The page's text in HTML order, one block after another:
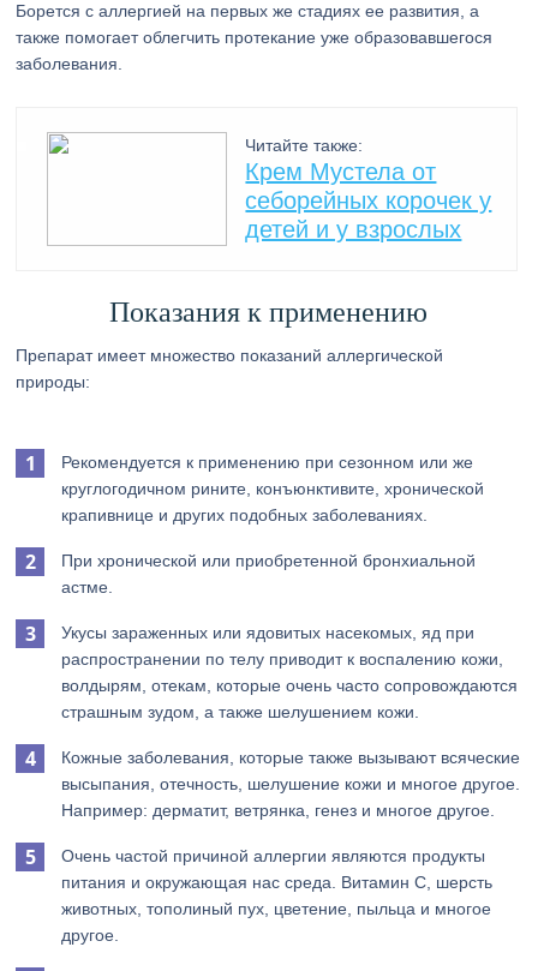
Борется с аллергией на первых же стадиях ее развития, а
также помогает облегчить протекание уже образовавшегося
заболевания.
Читайте также:
Крем Мустела от
себорейных корочек у
детей и у взрослых
Показания к применению
Препарат имеет множество показаний аллергической
природы:
Рекомендуется к применению при сезонном или же
круглогодичном рините, конъюнктивите, хронической
крапивнице и других подобных заболеваниях.
При хронической или приобретенной бронхиальной
астме.
Укусы зараженных или ядовитых насекомых, яд при
распространении по телу приводит к воспалению кожи,
волдырям, отекам, которые очень часто сопровождаются
страшным зудом, а также шелушением кожи.
Кожные заболевания, которые также вызывают всяческие
высыпания, отечность, шелушение кожи и многое другое.
Например: дерматит, ветрянка, генез и многое другое.
Очень частой причиной аллергии являются продукты
питания и окружающая нас среда. Витамин С, шерсть
животных, тополиный пух, цветение, пыльца и многое
другое.